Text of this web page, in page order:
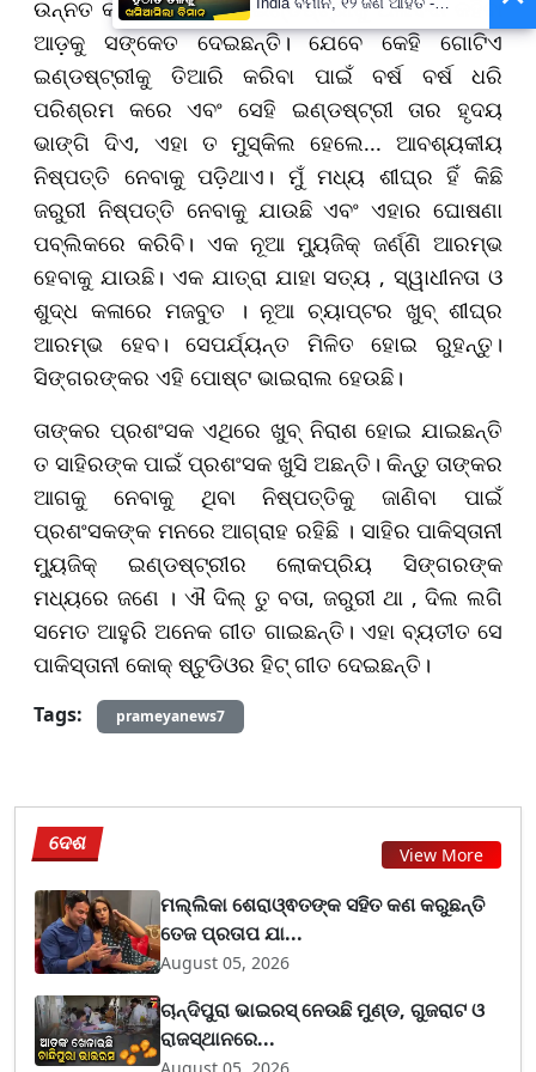
ଉନ୍ନତ କରନ୍ତି। ମ୍ୟୁଜିକ୍ ଇଣ୍ଡଷ୍ଟ୍ରୀକୁ ଅଲବିଦା କହିବା
ଆଡ଼କୁ ସଙ୍କେତ ଦେଇଛନ୍ତି। ଯେବେ କେହି ଗୋଟିଏ
ଇଣ୍ଡଷ୍ଟ୍ରୀକୁ ତିଆରି କରିବା ପାଇଁ ବର୍ଷ ବର୍ଷ ଧରି
ପରିଶ୍ରମ କରେ ଏବଂ ସେହି ଇଣ୍ଡଷ୍ଟ୍ରୀ ତାର ହୃଦୟ
ଭାଙ୍ଗି ଦିଏ, ଏହା ତ ମୁସ୍କିଲ ହେଲେ... ଆବଶ୍ୟକୀୟ
ନିଷ୍ପତ୍ତି ନେବାକୁ ପଡ଼ିଥାଏ। ମୁଁ ମଧ୍ୟ ଶୀଘ୍ର ହିଁ କିଛି
ଜରୁରୀ ନିଷ୍ପତ୍ତି ନେବାକୁ ଯାଉଛି ଏବଂ ଏହାର ଘୋଷଣା
ପବ୍ଲିକରେ କରିବି। ଏକ ନୂଆ ମ୍ୟୁଜିକ୍ ଜର୍ଣ୍ଣି ଆରମ୍ଭ
ହେବାକୁ ଯାଉଛି। ଏକ ଯାତ୍ରା ଯାହା ସତ୍ୟ , ସ୍ୱାଧୀନତା ଓ
ଶୁଦ୍ଧ କଳାରେ ମଜବୁତ । ନୂଆ ଚ୍ୟାପ୍ଟର ଖୁବ୍ ଶୀଘ୍ର
ଆରମ୍ଭ ହେବ। ସେପର୍ଯ୍ୟନ୍ତ ମିଳିତ ହୋଇ ରୁହନ୍ତୁ।
ସିଙ୍ଗରଙ୍କର ଏହି ପୋଷ୍ଟ ଭାଇରାଲ ହେଉଛି।
ତାଙ୍କର ପ୍ରଶଂସକ ଏଥିରେ ଖୁବ୍ ନିରାଶ ହୋଇ ଯାଇଛନ୍ତି
ତ ସାହିରଙ୍କ ପାଇଁ ପ୍ରଶଂସକ ଖୁସି ଅଛନ୍ତି। କିନ୍ତୁ ତାଙ୍କର
ଆଗକୁ ନେବାକୁ ଥିବା ନିଷ୍ପତ୍ତିକୁ ଜାଣିବା ପାଇଁ
ପ୍ରଶଂସକଙ୍କ ମନରେ ଆଗ୍ରାହ ରହିଛି । ସାହିର ପାକିସ୍ତାନୀ
ମ୍ୟୁଜିକ୍ ଇଣ୍ଡଷ୍ଟ୍ରୀର ଲୋକପ୍ରିୟ ସିଙ୍ଗରଙ୍କ
ମଧ୍ୟରେ ଜଣେ । ଐ ଦିଲ୍ ତୁ ବତା, ଜରୁରୀ ଥା , ଦିଲ ଲଗି
ସମେତ ଆହୁରି ଅନେକ ଗୀତ ଗାଇଛନ୍ତି। ଏହା ବ୍ୟତୀତ ସେ
ପାକିସ୍ତାନୀ କୋକ୍ ଷ୍ଟୁଡିଓର ହିଟ୍ ଗୀତ ଦେଇଛନ୍ତି।
Tags: prameyanews7
ଦେଶ View More
ମଲ୍ଲିକା ଶେରାଓ୍ଵତଙ୍କ ସହିତ କଣ କରୁଛନ୍ତି
ତେଜ ପ୍ରତାପ ଯା...
August 05, 2026
ଚାନ୍ଦିପୁରା ଭାଇରସ୍ ନେଉଛି ମୁଣ୍ଡ, ଗୁଜରାଟ ଓ
ରାଜସ୍ଥାନରେ...
PrameyaNews7